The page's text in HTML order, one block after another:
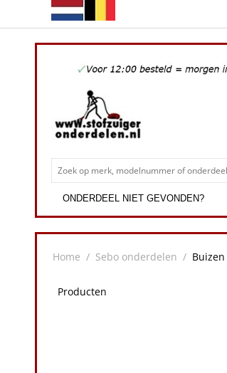
ONDERDEEL NIET GEVONDEN?
Home / Sebo onderdelen / Buizen
Producten